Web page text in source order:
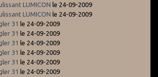
LUMICON le 24-09-2009
LUMICON le 24-09-2009
31 le 24-09-2009
31 le 24-09-2009
31 le 24-09-2009
31 le 24-09-2009
31 le 24-09-2009
31 le 24-09-2009